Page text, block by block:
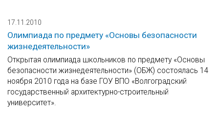
17.11.2010
Олимпиада по предмету «Основы безопасности
жизнедеятельности»
Открытая олимпиада школьников по предмету «Основы
безопасности жизнедеятельности» (ОБЖ) состоялась 14
ноября 2010 года на базе ГОУ ВПО «Волгоградский
государственный архитектурно-строительный
университет».